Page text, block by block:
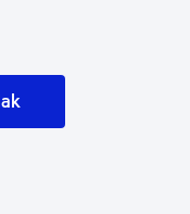
Gune publikoa,